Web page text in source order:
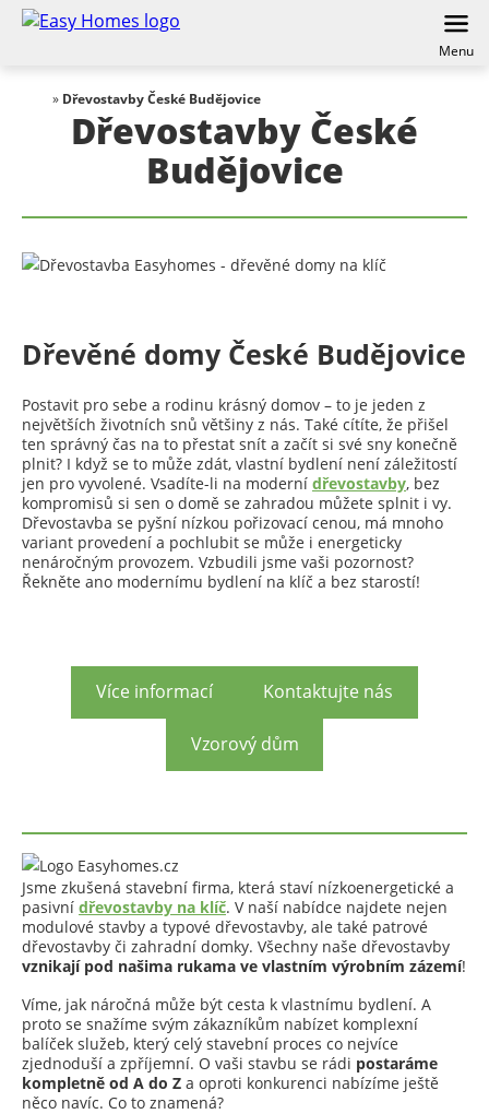
Menu
» Dřevostavby České Budějovice
Dřevostavby České
Budějovice
Dřevěné domy České Budějovice
Postavit pro sebe a rodinu krásný domov – to je jeden z
největších životních snů většiny z nás. Také cítíte, že přišel
ten správný čas na to přestat snít a začít si své sny konečně
plnit? I když se to může zdát, vlastní bydlení není záležitostí
jen pro vyvolené. Vsadíte-li na moderní dřevostavby, bez
kompromisů si sen o domě se zahradou můžete splnit i vy.
Dřevostavba se pyšní nízkou pořizovací cenou, má mnoho
variant provedení a pochlubit se může i energeticky
nenáročným provozem. Vzbudili jsme vaši pozornost?
Řekněte ano modernímu bydlení na klíč a bez starostí!
Více informací Kontaktujte nás
Vzorový dům
Jsme zkušená stavební firma, která staví nízkoenergetické a
pasivní dřevostavby na klíč. V naší nabídce najdete nejen
modulové stavby a typové dřevostavby, ale také patrové
dřevostavby či zahradní domky. Všechny naše dřevostavby
vznikají pod našima rukama ve vlastním výrobním zázemí!
Víme, jak náročná může být cesta k vlastnímu bydlení. A
proto se snažíme svým zákazníkům nabízet komplexní
balíček služeb, který celý stavební proces co nejvíce
zjednoduší a zpříjemní. O vaši stavbu se rádi postaráme
kompletně od A do Z a oproti konkurenci nabízíme ještě
něco navíc. Co to znamená?